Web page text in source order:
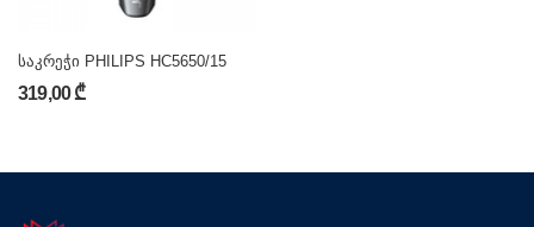
საკრეჭი PHILIPS HC5650/15
319,00 ₾